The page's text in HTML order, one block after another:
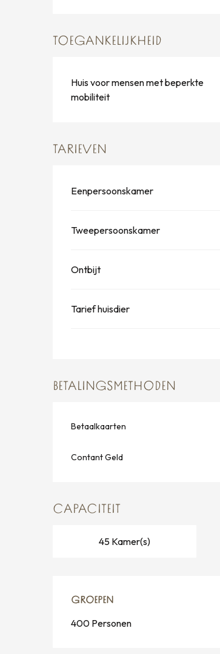
TOEGANKELIJKHEID
Huis voor mensen met beperkte
mobiliteit
TARIEVEN
Eenpersoonskamer
Tweepersoonskamer
Ontbijt
Tarief huisdier
BETALINGSMETHODEN
Betaalkaarten
Contant Geld
CAPACITEIT
45 Kamer(s)
GROEPEN
GROEPEN
400 Personen